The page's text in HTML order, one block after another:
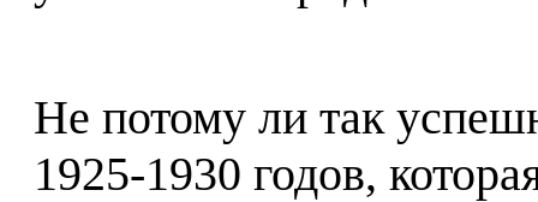
Не потому ли так
1925-1930 годов,